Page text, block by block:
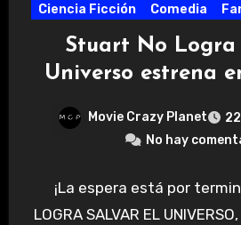
Ciencia Ficción Comedia
Stuart No Logra
Universo estrena
Movie Crazy Planet
No hay
¡La espera está por
LOGRA SALVAR EL